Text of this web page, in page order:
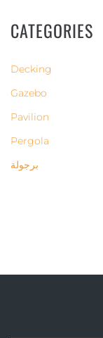
CATEGORIES
Decking
Gazebo
Pavilion
Pergola
برجولة